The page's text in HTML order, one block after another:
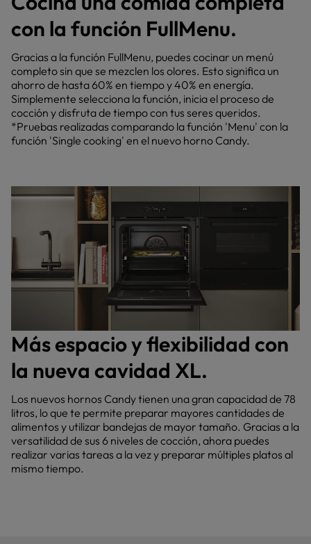
con la función FullMenu.
Gracias a la función FullMenu, puedes cocinar un menú
completo sin que se mezclen los olores. Esto significa un
ahorro de hasta 60% en tiempo y 40% en energía.
Simplemente selecciona la función, inicia el proceso de
cocción y disfruta de tiempo con tus seres queridos.
*Pruebas realizadas comparando la función 'Menu' con la
función 'Single cooking' en el nuevo horno Candy.
Más espacio y flexibilidad con
la nueva cavidad XL.
Los nuevos hornos Candy tienen una gran capacidad de 78
litros, lo que te permite preparar mayores cantidades de
alimentos y utilizar bandejas de mayor tamaño. Gracias a la
versatilidad de sus 6 niveles de cocción, ahora puedes
realizar varias tareas a la vez y preparar múltiples platos al
mismo tiempo.